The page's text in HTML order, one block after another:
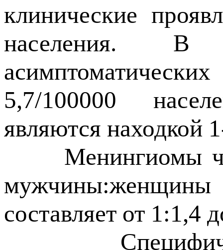
клинические
населения. В
5,7/100000
являются находкой
Менингиомы
составляет от 1:1,4